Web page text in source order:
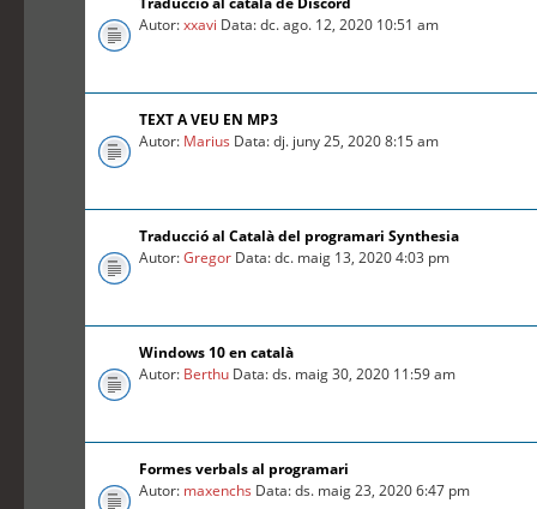
Autor:xxavi Data: dc. ago. 12, 2020 10:51 am
TEXT A VEU EN MP3
Autor: Marius Data: dj. juny 25, 2020 8:15 am
Traducció al Català del programari Synthesia
Autor:Gregor Data: dc. maig 13, 2020 4:03 pm
Windows 10 en català
Autor: Berthu Data: ds. maig 30, 2020 11:59 am
Formes verbals al programari
Autor: maxenchs Data: ds. maig 23, 2020 6:47 pm